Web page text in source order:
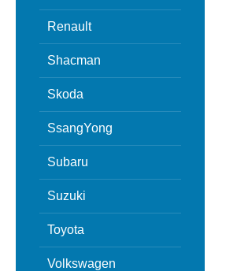
Renault
Shacman
Skoda
SsangYong
Subaru
Suzuki
Toyota
Volkswagen